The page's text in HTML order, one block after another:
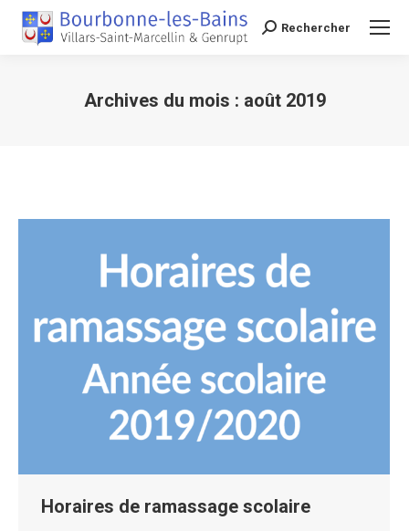
Recherche
Rechercher
Archives du mois : août 2019
Horaires de ramassage scolaire